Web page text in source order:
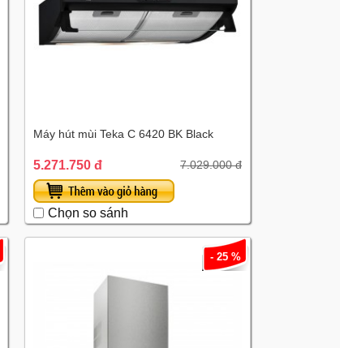
Máy hút mùi Teka C 6420 BK Black
5.271.750 đ 7.029.000 đ
Chọn so sánh
- 25 %